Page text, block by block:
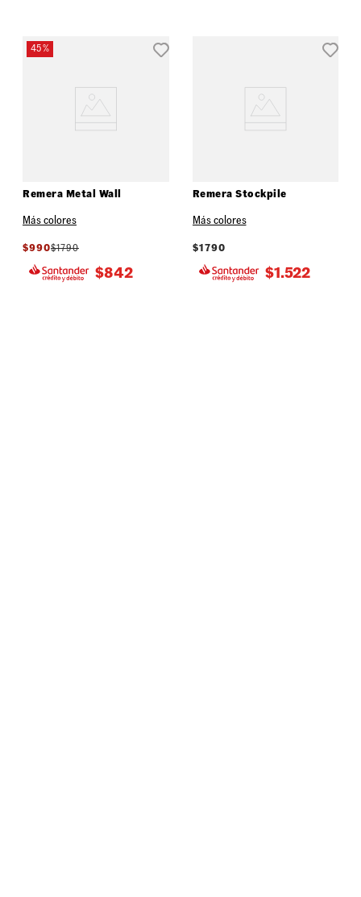
45 %
Remera Metal Wall
Más colores
$990$1790
$842
Remera Stockpile
Más colores
$1790
$1.522